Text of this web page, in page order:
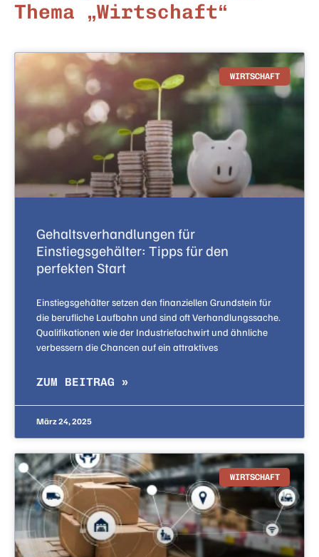
Thema „Wirtschaft“
WIRTSCHAFT
Gehaltsverhandlungen für
Einstiegsgehälter: Tipps für den
perfekten Start
Einstiegsgehälter setzen den finanziellen Grundstein für
die berufliche Laufbahn und sind oft Verhandlungssache.
Qualifikationen wie der Industriefachwirt und ähnliche
verbessern die Chancen auf ein attraktives
ZUM BEITRAG »
März 24, 2025
WIRTSCHAFT